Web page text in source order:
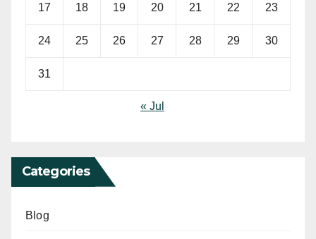
17 18 19 20 21 22 23
24 25 26 27 28 29 30
31
« Jul
Categories
Blog